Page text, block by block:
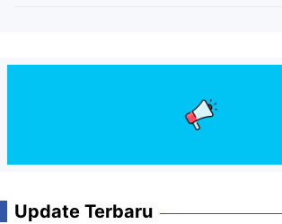
Update Terbaru